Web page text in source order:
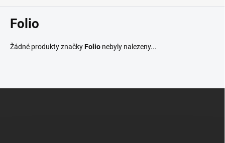
Folio
Žádné produkty značkyFolio nebyly nalezeny...